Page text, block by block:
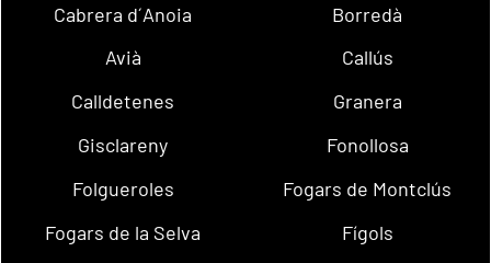
Cabrera d´Anoia
Borredà
Avià
Callús
Calldetenes
Granera
Gisclareny
Fonollosa
Folgueroles
Fogars de Montclús
Fogars de la Selva
Fígols